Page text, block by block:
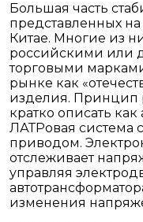
Большая часть
представленных
Китае. Многие из
российскими или
торговыми
рынке как
изделия. Принцип
кратко описать
ЛАТРовая система
приводом.
отслеживает
управляя
изменения